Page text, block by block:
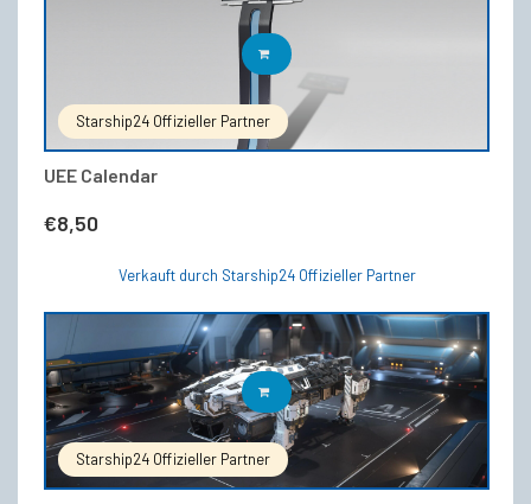
Starship24 Offizieller Partner
UEE Calendar
€8,50
IN DEN WARENKORB
Verkauft durch Starship24 Offizieller Partner
Starship24 Offizieller Partner
IN DEN WARENKORB